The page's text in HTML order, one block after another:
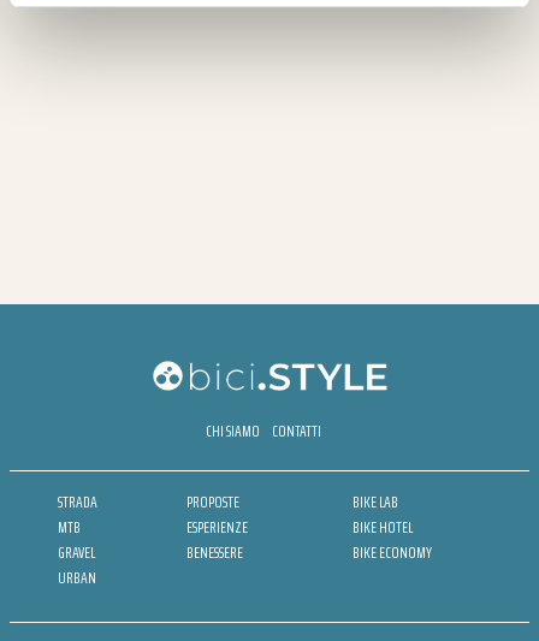
CHI SIAMO CONTATTI
STRADA
MTB
GRAVEL
URBAN
PROPOSTE
ESPERIENZE
BENESSERE
BIKE LAB
BIKE HOTEL
BIKE ECONOMY